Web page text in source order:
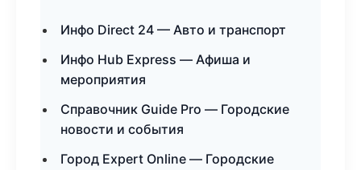
Инфо Direct 24 — Авто и транспорт
Инфо Hub Express — Афиша и
мероприятия
Справочник Guide Pro — Городские
новости и события
Город Expert Online — Городские